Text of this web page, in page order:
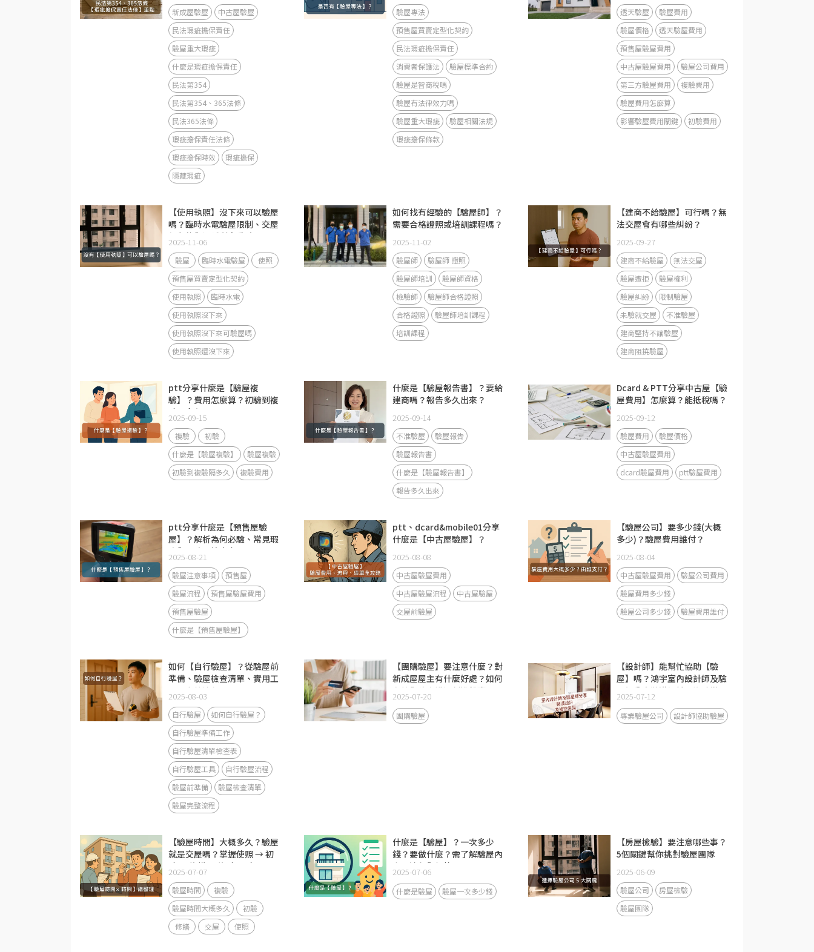
新成屋驗屋
中古屋驗屋
民法瑕疵擔保責任
驗屋重大瑕疵
什麼是瑕疵擔保責任
民法第354
民法第354、365法條
民法365法條
瑕疵擔保責任法條
瑕疵擔保時效
瑕疵擔保
隱藏瑕疵
驗屋專法
預售屋買賣定型化契約
民法瑕疵擔保責任
消費者保護法
驗屋標準合約
驗屋是智商稅嗎
驗屋有法律效力嗎
驗屋重大瑕疵
驗屋相關法規
瑕疵擔保條款
透天驗屋
驗屋費用
驗屋價格
透天驗屋費用
預售屋驗屋費用
中古屋驗屋費用
驗屋公司費用
第三方驗屋費用
複驗費用
驗屋費用怎麼算
影響驗屋費用關鍵
初驗費用
【使用執照】沒下來可以驗屋
嗎？臨時水電驗屋限制、交屋
保留款與遲延利息重點！
2025-11-06
驗屋 臨時水電驗屋
使照
預售屋買賣定型化契約
使用執照
臨時水電
使用執照沒下來
使用執照沒下來可驗屋嗎
使用執照還沒下來
如何找有經驗的【驗屋師】？
需要合格證照或培訓課程嗎？
2025-11-02
驗屋師
驗屋師 證照
驗屋師培訓
驗屋師資格
檢驗師
驗屋師合格證照
合格證照
驗屋師培訓課程
培訓課程
【建商不給驗屋】可行嗎？無
法交屋會有哪些糾紛？
2025-09-27
建商不給驗屋
無法交屋
驗屋遭拒
驗屋權利
驗屋糾紛
限制驗屋
未驗就交屋
不准驗屋
建商堅持不讓驗屋
建商阻撓驗屋
ptt分享什麼是【驗屋複
驗】？費用怎麼算？初驗到複
驗隔多久？
2025-09-15
複驗
初驗
什麼是【驗屋複驗】
驗屋複驗
初驗到複驗隔多久
複驗費用
什麼是【驗屋報告書】？要給
建商嗎？報告多久出來？
2025-09-14
不准驗屋
驗屋報告
驗屋報告書
什麼是【驗屋報告書】
報告多久出來
Dcard & PTT分享中古屋【驗
屋費用】怎麼算？能抵稅嗎？
2025-09-12
驗屋費用
驗屋價格
中古屋驗屋費用
dcard驗屋費用
ptt驗屋費用
ptt分享什麼是【預售屋驗
屋】？解析為何必驗、常見瑕
疵與風險、注意事項！
2025-08-21
驗屋注意事項
預售屋
驗屋流程
預售屋驗屋費用
預售屋驗屋
什麼是【預售屋驗屋】
ptt、dcard&mobile01分享
什麼是【中古屋驗屋】？
2025-08-08
中古屋驗屋費用
中古屋驗屋流程
中古屋驗屋
交屋前驗屋
【驗屋公司】要多少錢(大概
多少)？驗屋費用誰付？
2025-08-04
中古屋驗屋費用
驗屋公司費用
驗屋費用多少錢
驗屋公司多少錢
驗屋費用誰付
如何【自行驗屋】？從驗屋前
準備、驗屋檢查清單、實用工
具、完整流程
2025-08-03
自行驗屋
如何自行驗屋？
自行驗屋準備工作
自行驗屋清單檢查表
自行驗屋工具
自行驗屋流程
驗屋前準備
驗屋檢查清單
驗屋完整流程
【團購驗屋】要注意什麼？對
新成屋屋主有什麼好處？如何
有效與建商溝通創造雙贏局面
2025-07-20
團購驗屋
【設計師】能幫忙協助【驗
屋】嗎？鴻宇室內設計師及驗
屋師分享裝潢設計及複驗常
識！
2025-07-12
專業驗屋公司 設計師協助驗屋
【驗屋時間】大概多久？驗屋
就是交屋嗎？掌握使照 → 初
驗 → 修繕 → 複驗 → 交屋五
大里程碑
2025-07-07
驗屋時間
複驗
驗屋時間大概多久
初驗
修繕
交屋 使照
什麼是【驗屋】？一次多少
錢？要做什麼？需了解驗屋內
容、流程與價格
2025-07-06
什麼是驗屋 驗屋一次多少錢
【房屋檢驗】要注意哪些事？
5個關鍵幫你挑對驗屋團隊
2025-06-09
驗屋公司
房屋檢驗
驗屋團隊